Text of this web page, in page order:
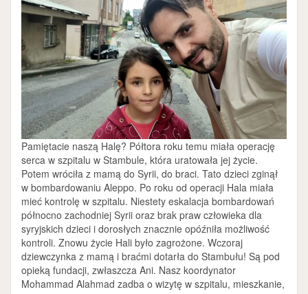
Pamiętacie naszą Halę? Półtora roku temu miała operację
serca w szpitalu w Stambule, która uratowała jej życie.
Potem wróciła z mamą do Syrii, do braci. Tato dzieci zginął
w bombardowaniu Aleppo. Po roku od operacji Hala miała
mieć kontrolę w szpitalu. Niestety eskalacja bombardowań
północno zachodniej Syrii oraz brak praw człowieka dla
syryjskich dzieci i dorosłych znacznie opóźniła możliwość
kontroli. Znowu życie Hali było zagrożone. Wczoraj
dziewczynka z mamą i braćmi dotarła do Stambułu! Są pod
opieką fundacji, zwłaszcza Ani. Nasz koordynator
Mohammad Alahmad zadba o wizytę w szpitalu, mieszkanie,